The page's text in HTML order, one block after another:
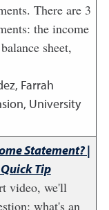
There are 3
the income
sheet,
Farrah
University
Statement? |
Quick Tip
video, we'll
what's an